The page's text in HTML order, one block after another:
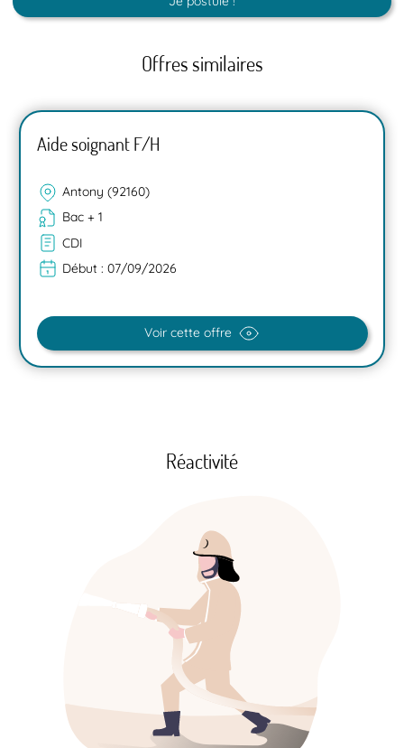
Offres similaires
Aide soignant F/H
Antony (92160)
Bac + 1
CDI
Début : 07/09/2026
Voir cette offre
Réactivité